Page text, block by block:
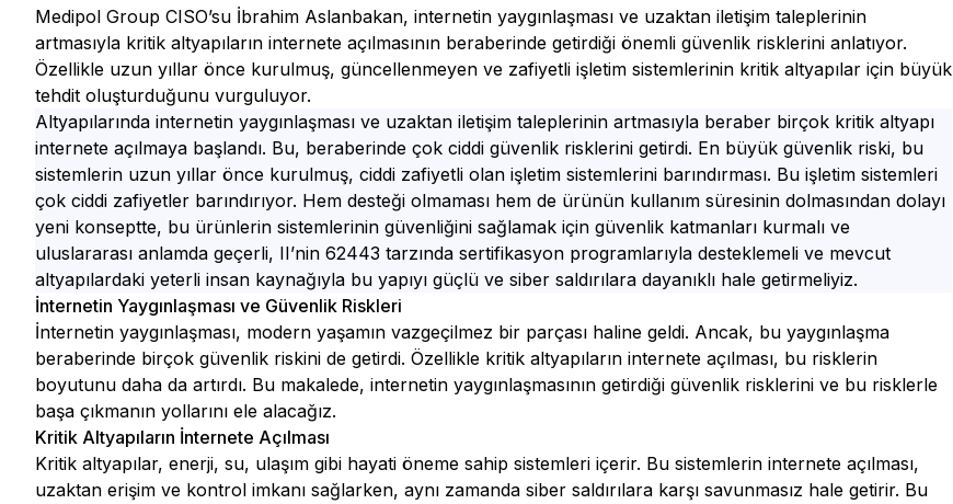
Medipol Group CISO’su İbrahim Aslanbakan, internetin yaygınlaşması ve uzaktan iletişim taleplerinin
artmasıyla kritik altyapıların internete açılmasının beraberinde getirdiği önemli güvenlik risklerini anlatıyor.
Özellikle uzun yıllar önce kurulmuş, güncellenmeyen ve zafiyetli işletim sistemlerinin kritik altyapılar için büyük
tehdit oluşturduğunu vurguluyor.
Altyapılarında internetin yaygınlaşması ve uzaktan iletişim taleplerinin artmasıyla beraber birçok kritik altyapı
internete açılmaya başlandı. Bu, beraberinde çok ciddi güvenlik risklerini getirdi. En büyük güvenlik riski, bu
sistemlerin uzun yıllar önce kurulmuş, ciddi zafiyetli olan işletim sistemlerini barındırması. Bu işletim sistemleri
çok ciddi zafiyetler barındırıyor. Hem desteği olmaması hem de ürünün kullanım süresinin dolmasından dolayı
yeni konseptte, bu ürünlerin sistemlerinin güvenliğini sağlamak için güvenlik katmanları kurmalı ve
uluslararası anlamda geçerli, II’nin 62443 tarzında sertifikasyon programlarıyla desteklemeli ve mevcut
altyapılardaki yeterli insan kaynağıyla bu yapıyı güçlü ve siber saldırılara dayanıklı hale getirmeliyiz.
İnternetin Yaygınlaşması ve Güvenlik Riskleri
İnternetin yaygınlaşması, modern yaşamın vazgeçilmez bir parçası haline geldi. Ancak, bu yaygınlaşma
beraberinde birçok güvenlik riskini de getirdi. Özellikle kritik altyapıların internete açılması, bu risklerin
boyutunu daha da artırdı. Bu makalede, internetin yaygınlaşmasının getirdiği güvenlik risklerini ve bu risklerle
başa çıkmanın yollarını ele alacağız.
Kritik Altyapıların İnternete Açılması
Kritik altyapılar, enerji, su, ulaşım gibi hayati öneme sahip sistemleri içerir. Bu sistemlerin internete açılması,
uzaktan erişim ve kontrol imkanı sağlarken, aynı zamanda siber saldırılara karşı savunmasız hale getirir. Bu